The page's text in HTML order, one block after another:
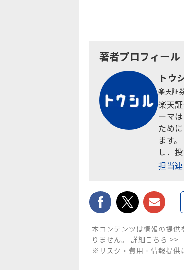
著者プロフィール
トウ
楽天証
楽天
ーマ
ため
ます
し、
担当
facebooktwitter
本コンテンツは情報の提供
りません。 詳細こちら >>
※リスク・費用・情報提供